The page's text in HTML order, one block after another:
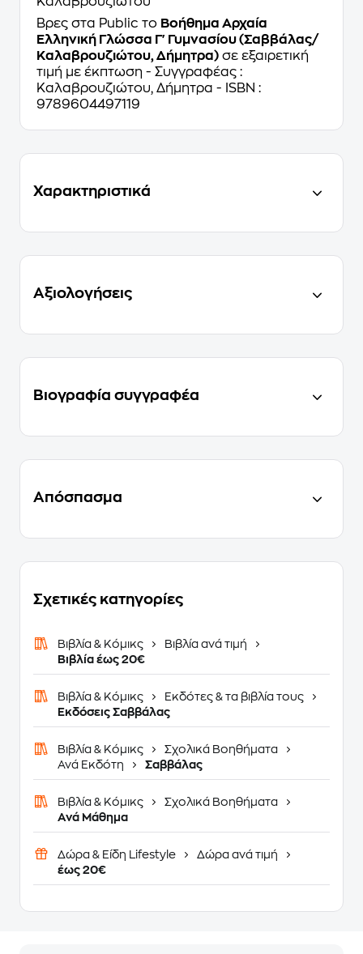
Βρες στα Public το Βοήθημα Αρχαία
Ελληνική Γλώσσα Γ' Γυμνασίου (Σαββάλας/
Καλαβρουζιώτου, Δήμητρα) σε εξαιρετική
τιμή με έκπτωση - Συγγραφέας :
Καλαβρουζιώτου, Δήμητρα - ISBN :
9789604497119
Χαρακτηριστικά
Αξιολογήσεις
Βιογραφία συγγραφέα
Απόσπασμα
Σχετικές κατηγορίες
Βιβλία & Κόμικς
Βιβλία ανά τιμή
Βιβλία έως 20€
Βιβλία & Κόμικς
Εκδότες & τα βιβλία τους
Εκδόσεις Σαββάλας
Βιβλία & Κόμικς
Σχολικά Βοηθήματα
Ανά Εκδότη
Σαββάλας
Βιβλία & Κόμικς
Σχολικά Βοηθήματα
Ανά Μάθημα
Δώρα & Είδη Lifestyle
Δώρα ανά τιμή
έως 20€